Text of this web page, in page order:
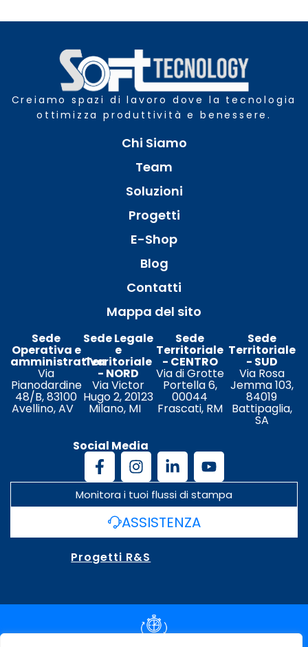
Creiamo spazi di lavoro dove la tecnologia
ottimizza produttività e benessere.
Chi Siamo
Team
Soluzioni
Progetti
E-Shop
Blog
Contatti
Mappa del sito
Sede
Operativa e
amministrativa
Via
Pianodardine
48/B, 83100
Avellino, AV
Sede Legale
e
Territoriale
- NORD
Via Victor
Hugo 2, 20123
Milano, MI
Sede
Territoriale
- CENTRO
Via di Grotte
Portella 6,
00044
Frascati, RM
Sede
Territoriale
- SUD
Via Rosa
Jemma 103,
84019
Battipaglia,
SA
Social Media
Monitora i tuoi flussi di stampa
ASSISTENZA
Progetti R&S